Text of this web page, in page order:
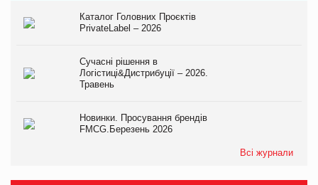
Каталог Головних Проєктів
PrivateLabel – 2026
Сучасні рішення в
Логістиці&Дистрибуції – 2026.
Травень
Новинки. Просування брендів
FMCG.Березень 2026
Всі журнали